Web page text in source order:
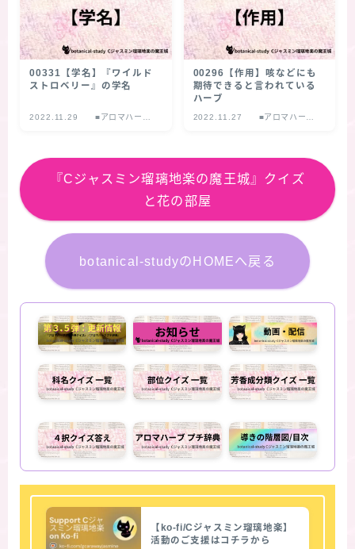
00331【学名】『ワイルド
ストロベリー』の学名
2022.11.29
■アロマハーブ
00296【作用】咳などにも
期待できると言われている
ハーブ
2022.11.27
■アロマハーブ
『Cジャスミン瑠璃地楽の魔王城』クイズ
と花の部屋
botanical-studyのHOMEへ戻る
【ko-fi/Cジャスミン瑠璃地楽】
活動のご支援はコチラから